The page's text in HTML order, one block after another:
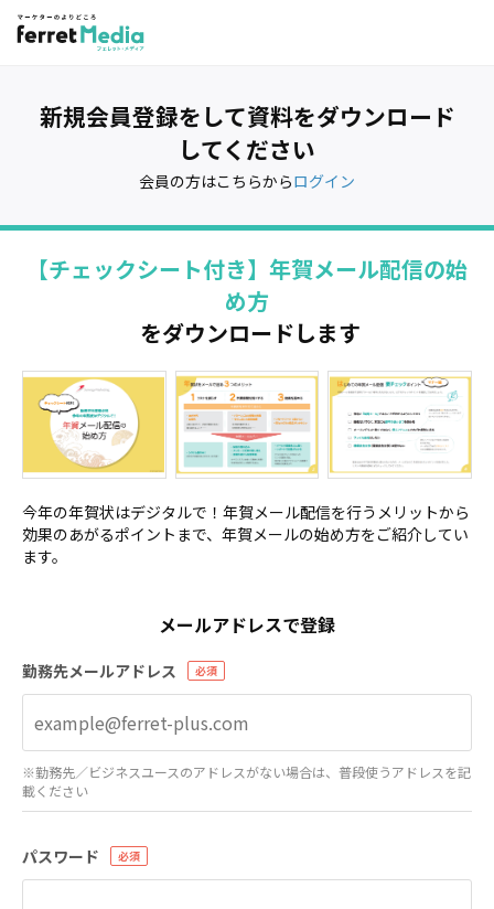
新規会員登録をして資料をダウンロード
してください
会員の方はこちらからログイン
【チェックシート付き】年賀メール配信の始
め方
をダウンロードします
今年の年賀状はデジタルで！年賀メール配信を行うメリットから
効果のあがるポイントまで、年賀メールの始め方をご紹介してい
ます。
メールアドレスで登録
勤務先メールアドレス
※勤務先／ビジネスユースのアドレスがない場合は、普段使うアドレスを記
載ください
パスワード